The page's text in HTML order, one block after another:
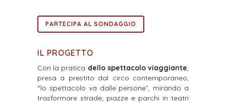
PARTECIPA AL SONDAGGIO
IL PROGETTO
Con la pratica dello spettacolo viaggiante,
presa a prestito dal circo contemporaneo,
“lo spettacolo va dalle persone”, mirando a
trasformare strade, piazze e parchi in teatri